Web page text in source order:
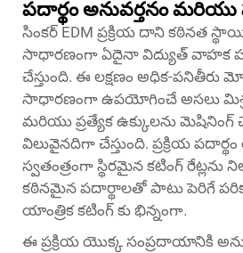
పదార్థం అనువర్తనం మరియు
సింకర్ EDM ప్రక్రియ దాని కఠినత
సాధారణంగా ఏదైనా విద్యుత్ వాహక
చేస్తుంది. ఈ లక్షణం అధిక-పనితీరు
సాధారణంగా ఉపయోగించే అసలు
మరియు ప్రత్యేక ఉక్కులను
విలువైనదిగా చేస్తుంది. ప్రక్రియ
స్వతంత్రంగా స్థిరమైన కటింగ్ రేట్లను
కఠినమైన పదార్థాలతో పాటు పెరిగే
యాంత్రిక కటింగ్ కు భిన్నంగా.
ఈ ప్రక్రియ యొక్క సంప్రదాయానికి